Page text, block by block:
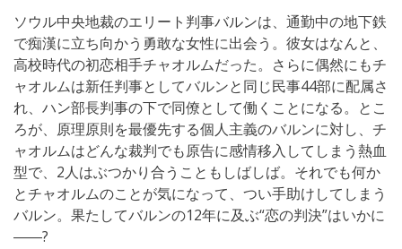
ソウル中央地裁のエリート判事バルンは、通勤中の地下鉄
で痴漢に立ち向かう勇敢な女性に出会う。彼女はなんと、
高校時代の初恋相手チャオルムだった。さらに偶然にもチ
ャオルムは新任判事としてバルンと同じ民事44部に配属さ
れ、ハン部長判事の下で同僚として働くことになる。とこ
ろが、原理原則を最優先する個人主義のバルンに対し、チ
ャオルムはどんな裁判でも原告に感情移入してしまう熱血
型で、2人はぶつかり合うこともしばしば。それでも何か
とチャオルムのことが気になって、つい手助けしてしまう
バルン。果たしてバルンの12年に及ぶ“恋の判決”はいかに
――?